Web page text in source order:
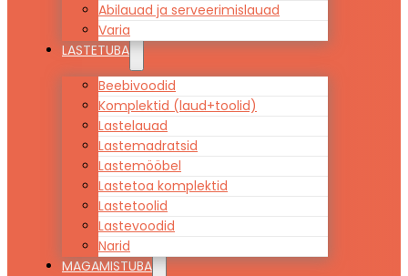
Abilauad ja serveerimislauad
Varia
LASTETUBA
Beebivoodid
Komplektid (laud+toolid)
Lastelauad
Lastemadratsid
Lastemööbel
Lastetoa komplektid
Lastetoolid
Lastevoodid
Narid
MAGAMISTUBA